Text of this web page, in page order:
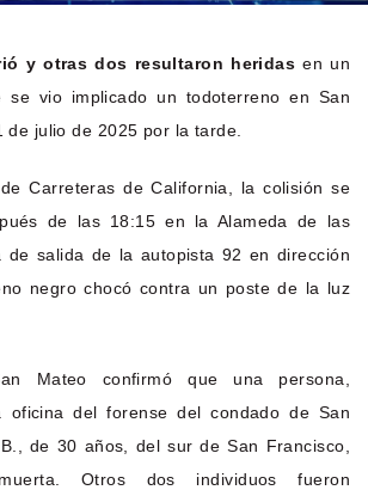
y otras dos resultaron heridas en un
se vio implicado un todoterreno en San
de julio de 2025 por la tarde.
Carreteras de California, la colisión se
de las 18:15 en la Alameda de las
de salida de la autopista 92 en dirección
negro chocó contra un poste de la luz
Mateo confirmó que una persona,
oficina del forense del condado de San
de 30 años, del sur de San Francisco,
Otros dos individuos fueron